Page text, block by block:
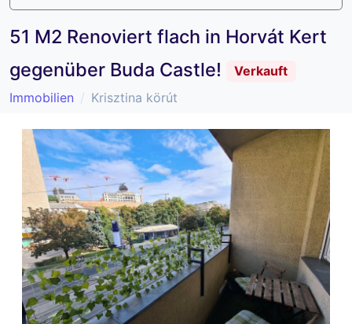
51 M2 Renoviert flach in Horvát Kert
gegenüber Buda Castle!
Verkauft
Immobilien
Krisztina körút